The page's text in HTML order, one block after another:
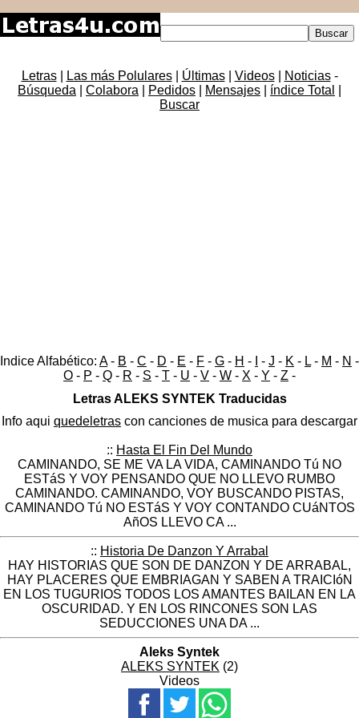
Letras| Las más Polulares| Últimas| Videos| Noticias-
Búsqueda
Colabora Pedidos Mensajes índice Total
Buscar
Indice Alfabético: A- B - C - D - E - F - G - H - - J - K - L - M - N -
O - P - Q - R - S - T - U - V - W - X - Y - Z -
Letras ALEKS SYNTEK Traducidas
Info aqui quedeletras con canciones de musica para descargar
:: Hasta El Fin Del Mundo
CAMINANDO, SE ME VA LA VIDA, CAMINANDO Tú NO
ESTáS Y VOY PENSANDO QUE NO LLEVO RUMBO
CAMINANDO. CAMINANDO, VOY BUSCANDO PISTAS,
CAMINANDO Tú NO ESTáS Y VOY CONTANDO CUáNTOS
AñOS LLEVO CA ...
:: Historia De Danzon Y Arrabal
HAY HISTORIAS QUE SON DE DANZON Y DE ARRABAL,
HAY PLACERES QUE EMBRIAGAN Y SABEN A TRAICIóN
EN LOS TUGURIOS TODOS LOS AMANTES BAILAN EN LA
OSCURIDAD. Y EN LOS RINCONES SON LAS
SEDUCCIONES UNA DA ...
Aleks Syntek
ALEKS SYNTEK (2)
Videos